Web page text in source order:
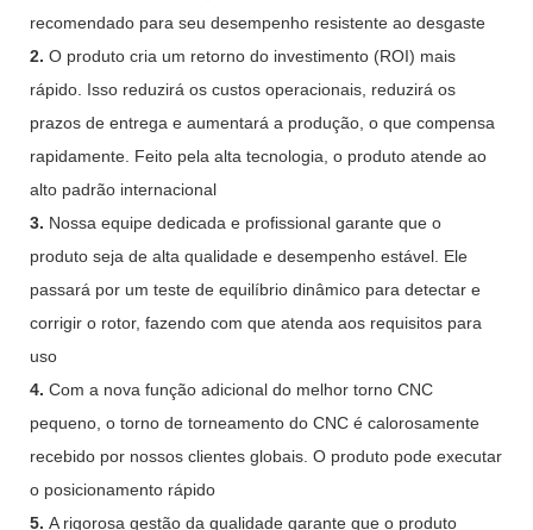
recomendado para seu desempenho resistente ao desgaste
2. O produto cria um retorno do investimento (ROI) mais
rápido. Isso reduzirá os custos operacionais, reduzirá os
prazos de entrega e aumentará a produção, o que compensa
rapidamente. Feito pela alta tecnologia, o produto atende ao
alto padrão internacional
3. Nossa equipe dedicada e profissional garante que o
produto seja de alta qualidade e desempenho estável. Ele
passará por um teste de equilíbrio dinâmico para detectar e
corrigir o rotor, fazendo com que atenda aos requisitos para
uso
4. Com a nova função adicional do melhor torno CNC
pequeno, o torno de torneamento do CNC é calorosamente
recebido por nossos clientes globais. O produto pode executar
o posicionamento rápido
5. A rigorosa gestão da qualidade garante que o produto